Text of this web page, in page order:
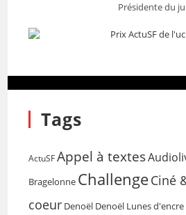
Présidente du
Tags
ActuSF Appel à textes
Bragelonne ChallengeCiné
coeur Denoël Denoël Lunes d'encre